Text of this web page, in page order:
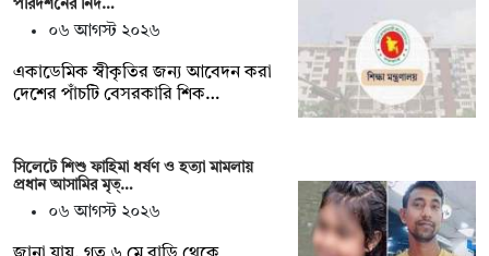
পরিদর্শনের নির্দ…
০৬ আগস্ট ২০২৬
একাডেমিক স্বীকৃতির জন্য আবেদন করা
দেশের পাঁচটি বেসরকারি শিক…
সিলেটে শিশু ফাহিমা ধর্ষণ ও হত্যা মামলায়
প্রধান আসামির মৃত্…
০৬ আগস্ট ২০২৬